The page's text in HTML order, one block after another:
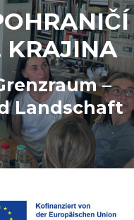
KRAJINA
–
Landschaft